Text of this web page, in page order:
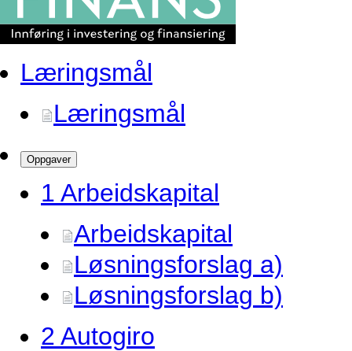
Læringsmål
Læringsmål
Oppgaver
1 Arbeidskapital
Arbeidskapital
Løsningsforslag a)
Løsningsforslag b)
2 Autogiro